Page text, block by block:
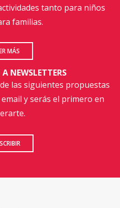
tanto para niños
familias.
MÁS
NEWSLETTERS
las siguientes propuestas
y serás el primero en